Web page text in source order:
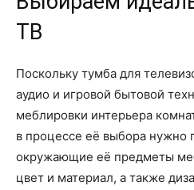
ТВ
Поскольку тумба для
аудио и игровой бытовой
меблировки интерьера
в процессе её выбора нужно
окружающие её предметы
цвет и материал, а также